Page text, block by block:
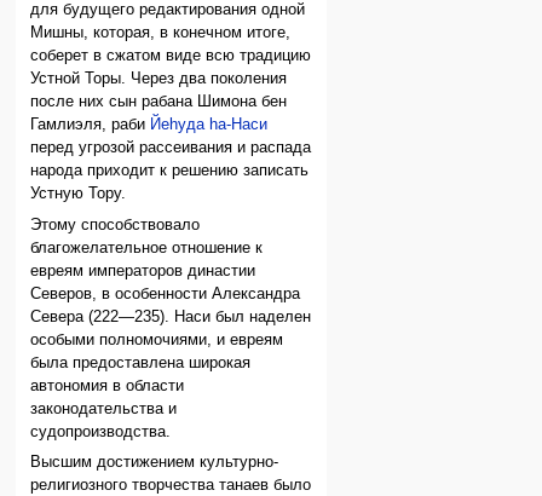
для будущего редактирования одной
Мишны, которая, в конечном итоге,
соберет в сжатом виде всю традицию
Устной Торы. Через два поколения
после них сын рабана Шимона бен
Гамлиэля, раби Йеhуда hа-Наси
перед угрозой рассеивания и распада
народа приходит к решению записать
Устную Тору.
Этому способствовало
благожелательное отношение к
евреям императоров династии
Северов, в особенности Александра
Севера (222—235). Наси был наделен
особыми полномочиями, и евреям
была предоставлена широкая
автономия в области
законодательства и
судопроизводства.
Высшим достижением культурно-
религиозного творчества танаев было